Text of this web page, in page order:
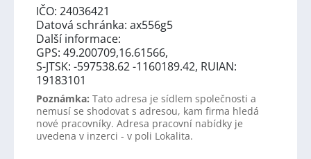
IČO: 24036421
Datová schránka: ax556g5
Další informace:
GPS: 49.200709,16.61566,
S-JTSK: -597538.62 -1160189.42, RUIAN:
19183101
Poznámka: Tato adresa je sídlem společnosti a
nemusí se shodovat s adresou, kam firma hledá
nové pracovníky. Adresa pracovní nabídky je
uvedena v inzerci - v poli Lokalita.